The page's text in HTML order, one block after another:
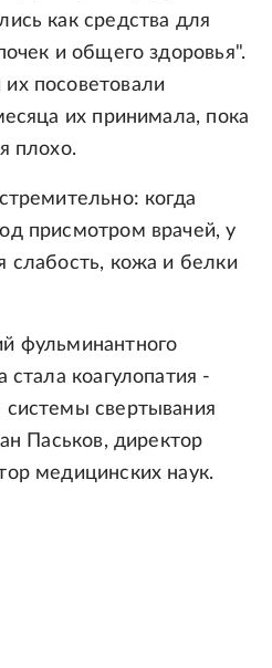
как средства для
и общего здоровья".
посоветовали
их принимала, пока
плохо.
когда
присмотром врачей, у
слабость, кожа и белки
фульминантного
стала коагулопатия -
свертывания
Паськов, директор
медицинских наук.